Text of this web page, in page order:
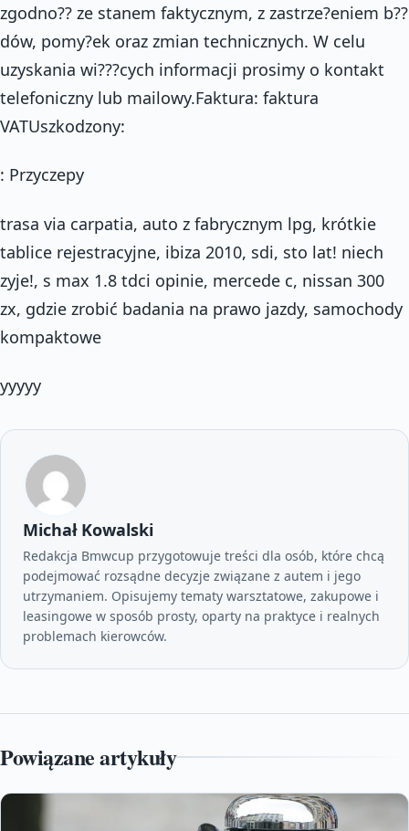
zgodno?? ze stanem faktycznym, z zastrze?eniem b??
dów, pomy?ek oraz zmian technicznych. W celu
uzyskania wi???cych informacji prosimy o kontakt
telefoniczny lub mailowy.Faktura: faktura
VATUszkodzony:
: Przyczepy
trasa via carpatia, auto z fabrycznym lpg, krótkie
tablice rejestracyjne, ibiza 2010, sdi, sto lat! niech
zyje!, s max 1.8 tdci opinie, mercede c, nissan 300
zx, gdzie zrobić badania na prawo jazdy, samochody
kompaktowe
yyyyy
Michał Kowalski
Redakcja Bmwcup przygotowuje treści dla osób, które chcą
podejmować rozsądne decyzje związane z autem i jego
utrzymaniem. Opisujemy tematy warsztatowe, zakupowe i
leasingowe w sposób prosty, oparty na praktyce i realnych
problemach kierowców.
Powiązane artykuły